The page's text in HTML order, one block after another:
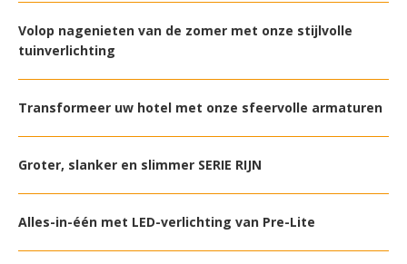
Volop nagenieten van de zomer met onze stijlvolle
tuinverlichting
Transformeer uw hotel met onze sfeervolle armaturen
Groter, slanker en slimmer SERIE RIJN
Alles-in-één met LED-verlichting van Pre-Lite